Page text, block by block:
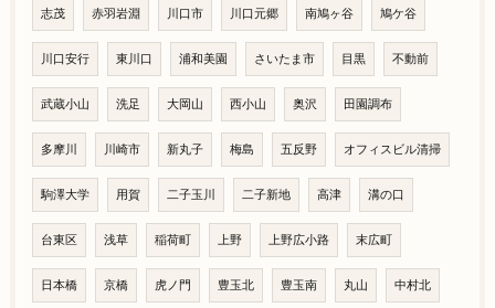
志茂 赤羽岩淵 川口市 川口元郷 南鳩ヶ谷 鳩ケ谷
川口安行 東川口 浦和美園 さいたま市 目黒 不動前
武蔵小山 洗足 大岡山 西小山 奥沢 田園調布
多摩川 川崎市 新丸子 梅島 五反野 オフィスビル清掃
駒澤大学 用賀 二子玉川 二子新地 高津 溝の口
台東区 浅草 稲荷町 上野 上野広小路 末広町
日本橋 京橋 虎ノ門 豊玉北 豊玉南 丸山 中村北